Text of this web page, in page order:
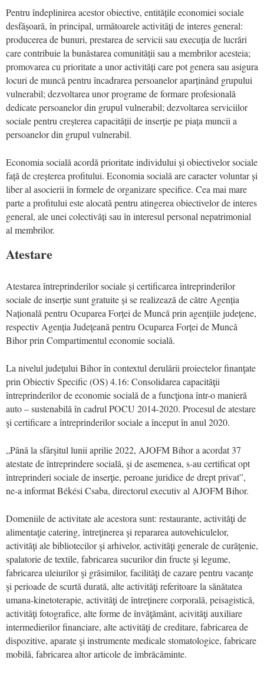
Pentru îndeplinirea acestor obiective, entitățile economiei sociale
desfășoară, în principal, următoarele activități de interes general:
producerea de bunuri, prestarea de servicii sau execuția de lucrări
care contribuie la bunăstarea comunității sau a membrilor acesteia;
promovarea cu prioritate a unor activități care pot genera sau asigura
locuri de muncă pentru încadrarea persoanelor aparținând grupului
vulnerabil; dezvoltarea unor programe de formare profesională
dedicate persoanelor din grupul vulnerabil; dezvoltarea serviciilor
sociale pentru creșterea capacității de inserție pe piața muncii a
persoanelor din grupul vulnerabil.
Economia socială acordă prioritate individului și obiectivelor sociale
față de creșterea profitului. Economia socială are caracter voluntar și
liber al asocierii în formele de organizare specifice. Cea mai mare
parte a profitului este alocată pentru atingerea obiectivelor de interes
general, ale unei colectivăți sau în interesul personal nepatrimonial
al membrilor.
Atestare
Atestarea întreprinderilor sociale și certificarea întreprinderilor
sociale de inserție sunt gratuite și se realizează de către Agenția
Națională pentru Ocuparea Forței de Muncă prin agențiile județene,
respectiv Agenția Judeţeană pentru Ocuparea Forței de Muncă
Bihor prin Compartimentul economie socială.
La nivelul judeţului Bihor în contextul derulării proiectelor finanţate
prin Obiectiv Specific (OS) 4.16: Consolidarea capacităţii
întreprinderilor de economie socială de a funcţiona într-o manieră
auto – sustenabilă în cadrul POCU 2014-2020. Procesul de atestare
şi certificare a întreprinderilor sociale a început în anul 2020.
„Până la sfârşitul lunii aprilie 2022, AJOFM Bihor a acordat 37
atestate de întreprindere socială, şi de asemenea, s-au certificat opt
întreprinderi sociale de inserţie, peroane juridice de drept privat”,
ne-a informat Békési Csaba, directorul executiv al AJOFM Bihor.
Domeniile de activitate ale acestora sunt: restaurante, activităţi de
alimentaţie catering, întreţinerea şi repararea autovehiculelor,
activităţi ale bibliotecilor şi arhivelor, activităţi generale de curăţenie,
spalatorie de textile, fabricarea sucurilor din fructe şi legume,
fabricarea uleiurilor şi grăsimilor, facilităţi de cazare pentru vacanţe
şi perioade de scurtă durată, alte activităţi referitoare la sănătatea
umana-kinetoterapie, activităţi de întreţinere corporală, peisagistică,
activităţi fotografice, alte forme de învăţământ, acivităţi auxiliare
intermedierilor financiare, alte activităţi de creditare, fabricarea de
dispozitive, aparate şi instrumente medicale stomatologice, fabricare
mobilă, fabricarea altor articole de îmbrăcăminte.